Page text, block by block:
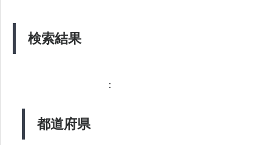
検索結果
都道府県
：